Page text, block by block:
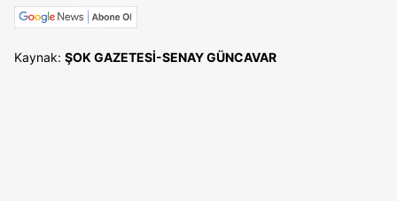
Kaynak: ŞOK GAZETESİ-SENAY GÜNCAVAR